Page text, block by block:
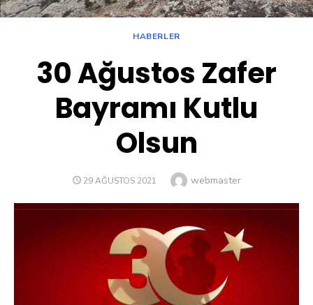
HABERLER
30 Ağustos Zafer
Bayramı Kutlu
Olsun
POSTED
29 AĞUSTOS 2021 Author
webmaster